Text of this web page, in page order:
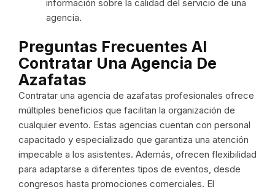
información sobre la calidad del servicio de una
agencia.
Preguntas Frecuentes Al
Contratar Una Agencia De
Azafatas
Contratar una agencia de azafatas profesionales ofrece
múltiples beneficios que facilitan la organización de
cualquier evento. Estas agencias cuentan con personal
capacitado y especializado que garantiza una atención
impecable a los asistentes. Además, ofrecen flexibilidad
para adaptarse a diferentes tipos de eventos, desde
congresos hasta promociones comerciales. El